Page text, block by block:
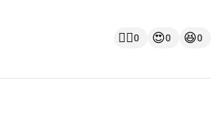
👍🏻0 😍0 😆0